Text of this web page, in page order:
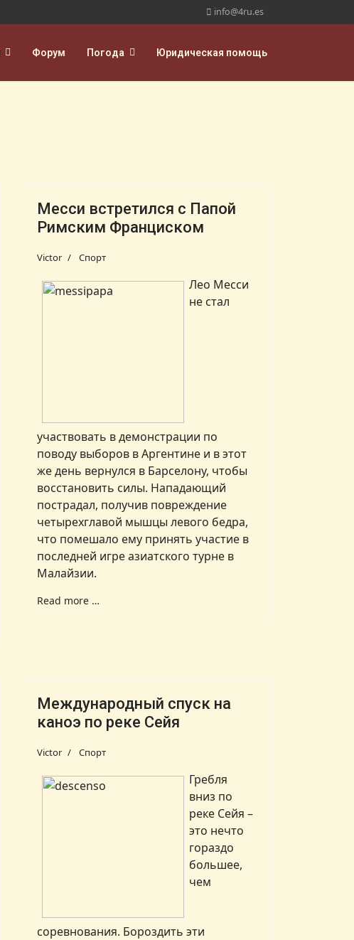
info@4ru.es
Форум Погода Юридическая помощь
Месси встретился с Папой
Римским Франциском
Victor Спорт
Лео Месси
не стал
участвовать в демонстрации по
поводу выборов в Аргентине и в этот
же день вернулся в Барселону, чтобы
восстановить силы. Нападающий
пострадал, получив повреждение
четырехглавой мышцы левого бедра,
что помешало ему принять участие в
последней игре азиатского турне в
Малайзии.
Read more …
Международный спуск на
каноэ по реке Сейя
Victor Спорт
Гребля
вниз по
реке Сейя –
это нечто
гораздо
большее,
чем
соревнования. Бороздить эти